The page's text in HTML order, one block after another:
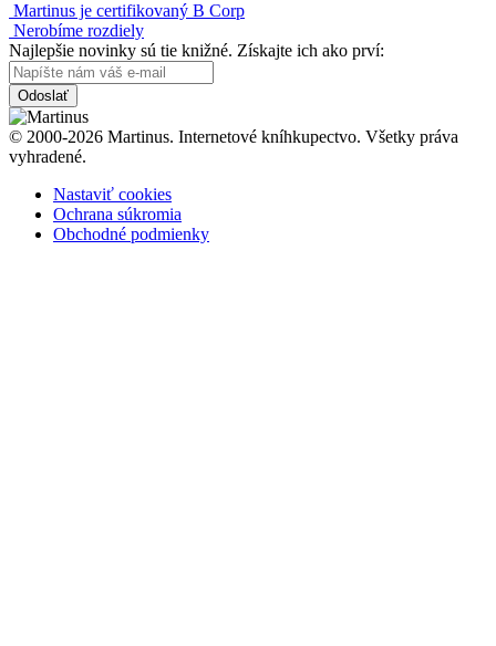
Martinus je certifikovaný B Corp
Nerobíme rozdiely
Najlepšie novinky sú tie knižné. Získajte ich ako prví:
Odoslať
© 2000-2026 Martinus. Internetové kníhkupectvo. Všetky práva
vyhradené.
Nastaviť cookies
Ochrana súkromia
Obchodné podmienky